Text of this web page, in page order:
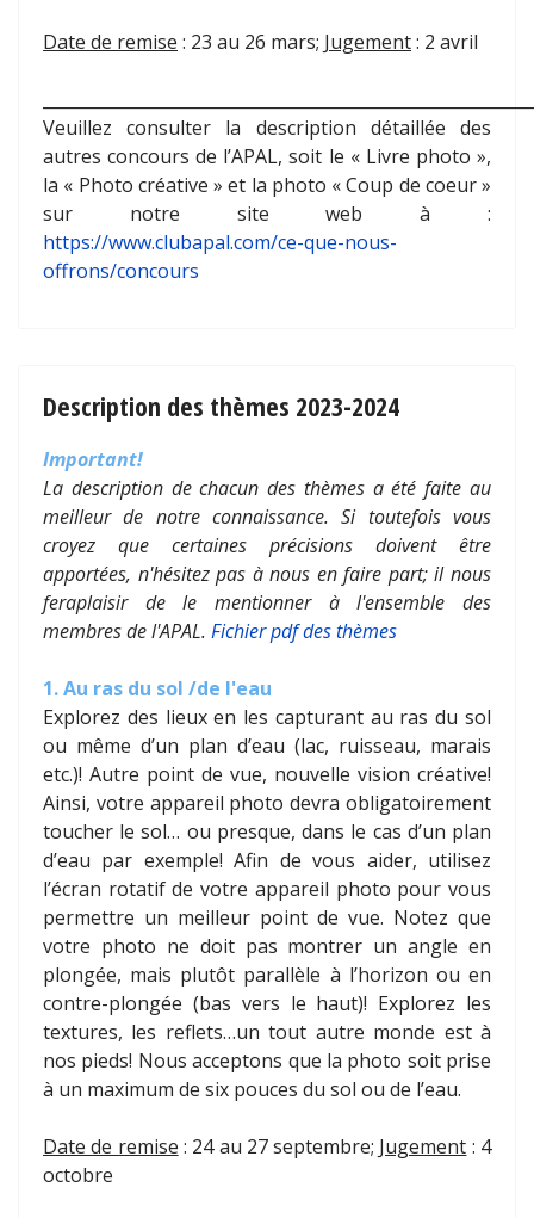
Date de remise : 23 au 26 mars; Jugement: 2 avril
Veuillez consulter la description détaillée des
autres concours de l’APAL, soit le « Livre photo »,
la « Photo créative » et la photo « Coup de coeur »
sur notre site web à :
https://www.clubapal.com/ce-que-nous-
offrons/concours
Description des thèmes 2023-2024
Important!
La description de chacun des thèmes a été faite au
meilleur de notre connaissance. Si toutefois vous
croyez que certaines précisions doivent être
apportées, n'hésitez pas à nous en faire part; il nous
feraplaisir de le mentionner à l'ensemble des
membres de l'APAL. Fichier pdf des thèmes
1. Au ras du sol /de l'eau
Explorez des lieux en les capturant au ras du sol
ou même d’un plan d’eau (lac, ruisseau, marais
etc.)! Autre point de vue, nouvelle vision créative!
Ainsi, votre appareil photo devra obligatoirement
toucher le sol… ou presque, dans le cas d’un plan
d’eau par exemple! Afin de vous aider, utilisez
l’écran rotatif de votre appareil photo pour vous
permettre un meilleur point de vue. Notez que
votre photo ne doit pas montrer un angle en
plongée, mais plutôt parallèle à l’horizon ou en
contre-plongée (bas vers le haut)! Explorez les
textures, les reflets…un tout autre monde est à
nos pieds! Nous acceptons que la photo soit prise
à un maximum de six pouces du sol ou de l’eau.
Date de remise : 24 au 27 septembre; Jugement : 4
octobre